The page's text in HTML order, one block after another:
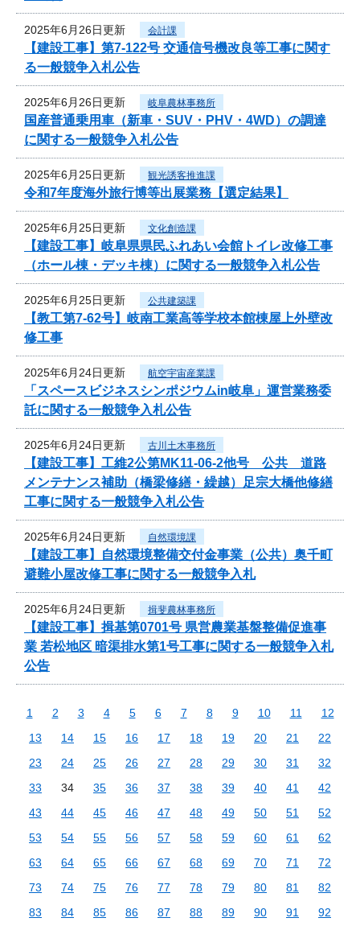
2025年6月26日更新 会計課
【建設工事】第7-122号 交通信号機改良等工事に関す
る一般競争入札公告
2025年6月26日更新 岐阜農林事務所
国産普通乗用車（新車・SUV・PHV・4WD）の調達
に関する一般競争入札公告
2025年6月25日更新 観光誘客推進課
令和7年度海外旅行博等出展業務【選定結果】
2025年6月25日更新 文化創造課
【建設工事】岐阜県県民ふれあい会館トイレ改修工事
（ホール棟・デッキ棟）に関する一般競争入札公告
2025年6月25日更新 公共建築課
【教工第7-62号】岐南工業高等学校本館棟屋上外壁改
修工事
2025年6月24日更新 航空宇宙産業課
「スペースビジネスシンポジウムin岐阜」運営業務委
託に関する一般競争入札公告
2025年6月24日更新 古川土木事務所
【建設工事】工維2公第MK11-06-2他号 公共 道路
メンテナンス補助（橋梁修繕・繰越）足宗大橋他修繕
工事に関する一般競争入札公告
2025年6月24日更新 自然環境課
【建設工事】自然環境整備交付金事業（公共）奥千町
避難小屋改修工事に関する一般競争入札
2025年6月24日更新 揖斐農林事務所
【建設工事】揖基第0701号 県営農業基盤整備促進事
業 若松地区 暗渠排水第1号工事に関する一般競争入札
公告
1 2 3 4 5 6 7 8 9 10 11
12
13
14 15 16 17 18 19 20 21
22
23
24 25 26 27 28 29 30 31
32
33
34 35 36 37 38 39 40 41
42
43
44 45 46 47 48 49 50 51
52
53
54 55 56 57 58 59 60 61
62
63
64 65 66 67 68 69 70 71
72
73
74 75 76 77 78 79 80 81
82
83
84 85 86 87 88 89 90 91
92